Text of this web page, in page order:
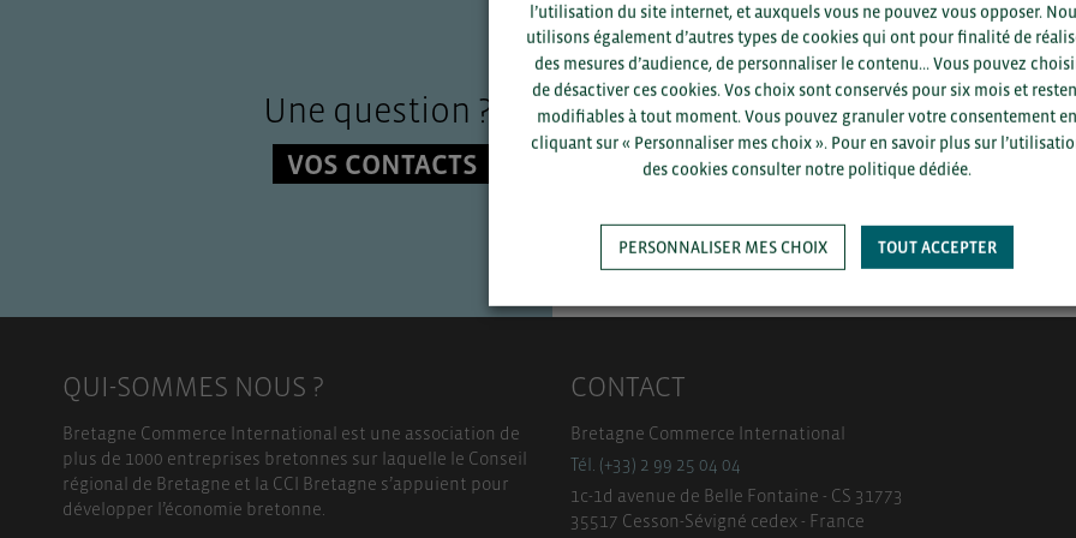
Une question ?
VOS CONTACTS
Pour voir les contacts,
département et votre
SAUVEGARDER
QUI-SOMMES NOUS ?
Bretagne Commerce International est une association de
plus de 1000 entreprises bretonnes sur laquelle le Conseil
régional de Bretagne et la CCI Bretagne s’appuient pour
développer l’économie bretonne.
CONTACT
Bretagne Commerce International
Tél. (+33) 2 99 25 04 04
1c-1d avenue de Belle Fontaine - CS 31773
35517 Cesson-Sévigné cedex - France
l’utilisation du site internet, et auxquels vous ne pouvez vous opposer.
utilisons également d’autres types de cookies qui ont pour finalité de
des mesures d’audience, de personnaliser le contenu... Vous pouvez
de désactiver ces cookies. Vos choix sont conservés pour six mois et
modifiables à tout moment. Vous pouvez granuler votre consentement en
cliquant sur « Personnaliser mes choix ». Pour en savoir plus sur
des cookies consulter notre politique dédiée.
PERSONNALISER MES CHOIX TOUT ACCEPTER